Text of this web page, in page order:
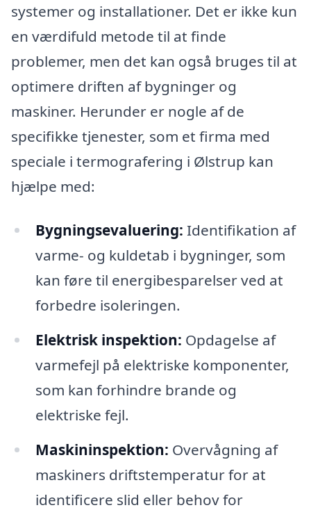
systemer og installationer. Det er ikke kun
en værdifuld metode til at finde
problemer, men det kan også bruges til at
optimere driften af bygninger og
maskiner. Herunder er nogle af de
specifikke tjenester, som et firma med
speciale i termografering i Ølstrup kan
hjælpe med:
Bygningsevaluering: Identifikation af
varme- og kuldetab i bygninger, som
kan føre til energibesparelser ved at
forbedre isoleringen.
Elektrisk inspektion: Opdagelse af
varmefejl på elektriske komponenter,
som kan forhindre brande og
elektriske fejl.
Maskininspektion: Overvågning af
maskiners driftstemperatur for at
identificere slid eller behov for